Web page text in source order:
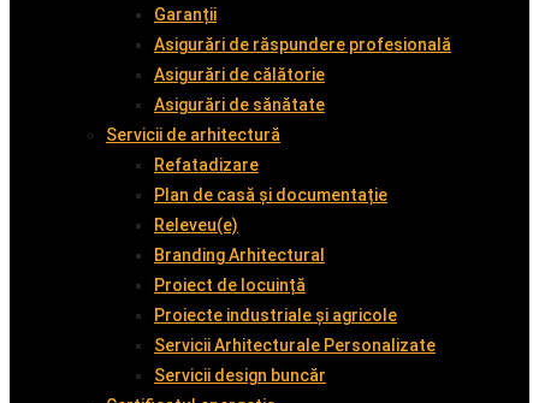
Garanții
Asigurări de răspundere profesională
Asigurări de călătorie
Asigurări de sănătate
Servicii de arhitectură
Refatadizare
Plan de casă și documentație
Releveu(e)
Branding Arhitectural
Proiect de locuință
Proiecte industriale și agricole
Servicii Arhitecturale Personalizate
Servicii design buncăr